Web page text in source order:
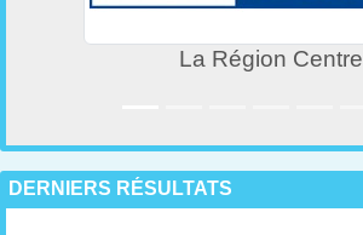
La Région Centre
DERNIERS RÉSULTATS